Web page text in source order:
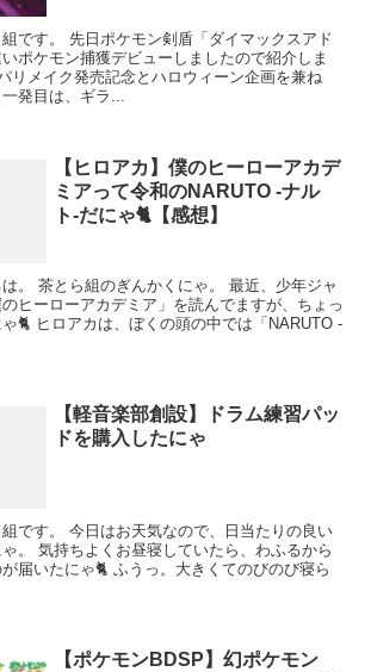
です。 先日ポケモン剣盾「ダイマックスアド
ポケモン捕獲デビューしましたので紹介しま
リメイク発売記念とハロウィーン企画を兼ね
発目は、ギラ...
【ヒロアカ】僕のヒーローアカデ
ミアって令和のNARUTO -ナル
ト-だにゃ🐈️【感想】
。 茶とら組のぎんかくにゃ。 最近、少年ジャ
ヒーローアカデミア」を読んでますが、ちょっ
🐈️ ヒロアカは、ぼくの頭の中では「NARUTO -
【軽音楽部創設】ドラム練習パッ
ドを購入したにゃ
です。 今日はお天気なので、日当たりの良い
。 気持ちよくお昼寝していたら、わふるから
届いたにゃ🐈️ ふうっ。大きくてのびのび寝ら
【ポケモンBDSP】幻ポケモン